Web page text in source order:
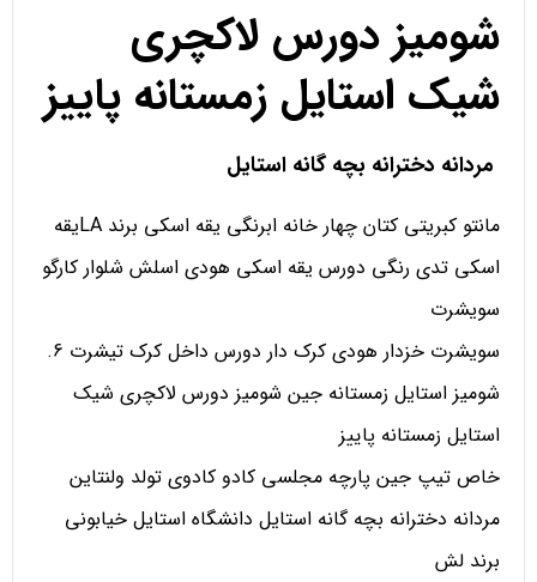
شومیز دورس لاکچری
شیک استایل زمستانه پاییز
مردانه دخترانه بچه گانه استایل
مانتو کبریتی کتان چهار خانه ابرنگی یقه اسکی برند LAیقه
اسکی تدی رنگی دورس یقه اسکی هودی اسلش شلوار کارگو
سویشرت
سویشرت خزدار هودی کرک دار دورس داخل کرک تیشرت 6.
شومیز استایل زمستانه جین شومیز دورس لاکچری شیک
استایل زمستانه پاییز
خاص تیپ جین پارچه مجلسی کادو کادوی تولد ولنتاین
مردانه دخترانه بچه گانه استایل دانشگاه استایل خیابونی
برند لش